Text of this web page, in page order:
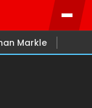
Markle